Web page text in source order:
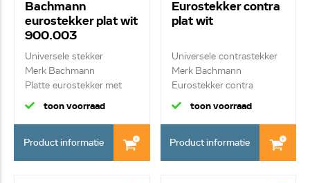
Bachmann
eurostekker plat wit
900.003
Universele stekker
Merk Bachmann
Platte eurostekker met
sc...
toon voorraad
Product informatie
Eurostekker contra
plat wit
Universele contrastekker
Merk Bachmann
Eurostekker contra
toon voorraad
Product informatie